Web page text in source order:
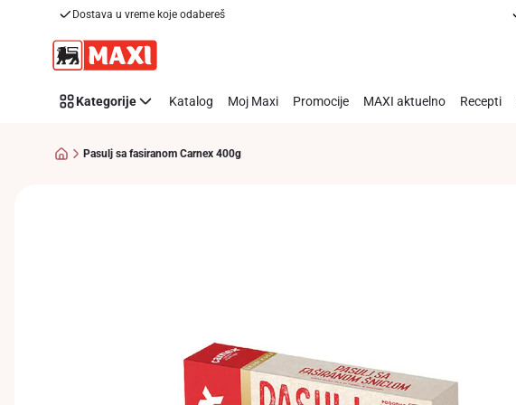
Dostava u vreme koje odabereš
Kategorije Katalog Moj Maxi Promocije MAXI aktuelno Recepti
Pasulj sa fasiranom Carnex 400g